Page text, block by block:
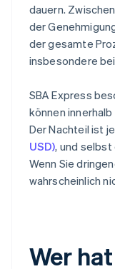
dauern.
der
der gesamte
insbesondere
SBA Express
können
Der Nachteil ist
USD), und
Wenn Sie
wahrscheinlich
Wer